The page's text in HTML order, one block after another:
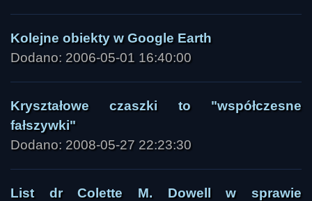
Kolejne obiekty w Google Earth
Dodano: 2006-05-01 16:40:00
Kryształowe czaszki to "współczesne
fałszywki"
Dodano: 2008-05-27 22:23:30
List dr Colette M. Dowell w sprawie